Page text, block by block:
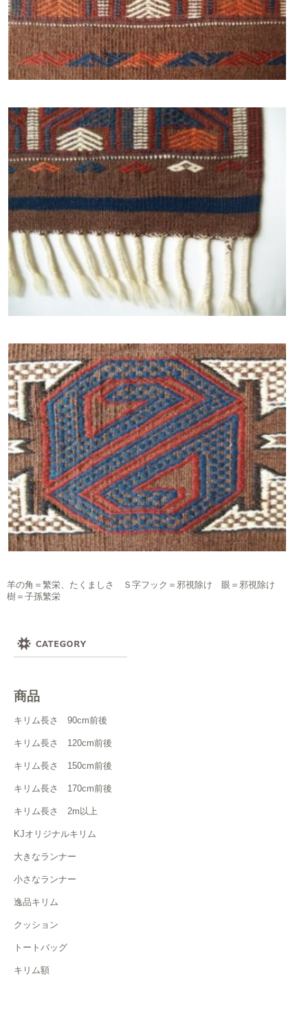
商品
キリム長さ 90cm前後
キリム長さ 120cm前後
キリム長さ 150cm前後
キリム長さ 170cm前後
キリム長さ 2m以上
KJオリジナルキリム
大きなランナー
小さなランナー
逸品キリム
クッション
トートバッグ
キリム額
羊の角＝繁栄、たくましさ Ｓ字フック＝邪視除け 眼＝邪視除け
樹＝子孫繁栄